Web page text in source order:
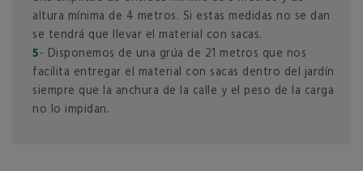
altura mínima de 4 metros. Si estas medidas no se dan
se tendrá que llevar el material con sacas.
5- Disponemos de una grúa de 21 metros que nos
facilita entregar el material con sacas dentro del jardín
siempre que la anchura de la calle y el peso de la carga
no lo impidan.